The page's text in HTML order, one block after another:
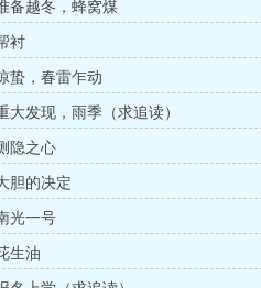
备越冬，蜂窝煤
衬
蛰，春雷乍动
大发现，雨季（求追读）
隐之心
胆的决定
光一号
生油